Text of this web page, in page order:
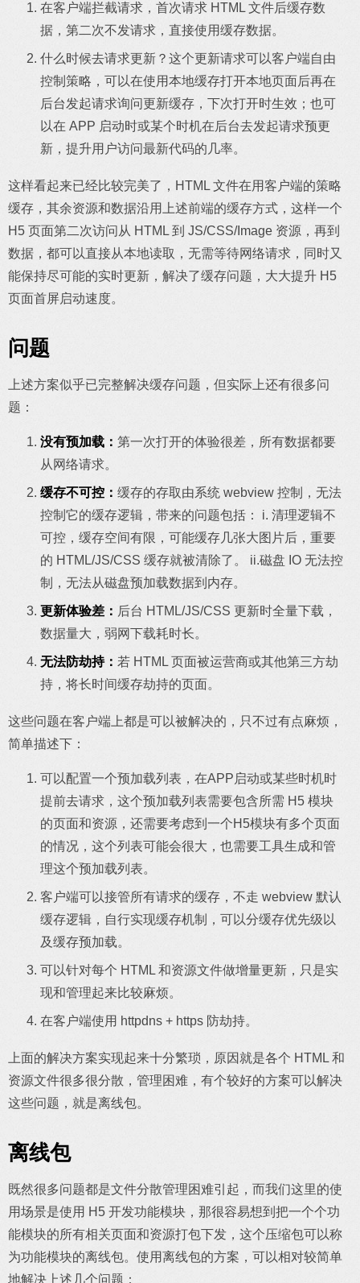
在客户端拦截请求，首次请求 HTML 文件后缓存数
据，第二次不发请求，直接使用缓存数据。
什么时候去请求更新？这个更新请求可以客户端自由
控制策略，可以在使用本地缓存打开本地页面后再在
后台发起请求询问更新缓存，下次打开时生效；也可
以在 APP 启动时或某个时机在后台去发起请求预更
新，提升用户访问最新代码的几率。
这样看起来已经比较完美了，HTML 文件在用客户端的策略
缓存，其余资源和数据沿用上述前端的缓存方式，这样一个
H5 页面第二次访问从 HTML 到 JS/CSS/Image 资源，再到
数据，都可以直接从本地读取，无需等待网络请求，同时又
能保持尽可能的实时更新，解决了缓存问题，大大提升 H5
页面首屏启动速度。
问题
上述方案似乎已完整解决缓存问题，但实际上还有很多问
题：
没有预加载： 第一次打开的体验很差，所有数据都要
从网络请求。
缓存不可控： 缓存的存取由系统 webview 控制，无法
控制它的缓存逻辑，带来的问题包括： i. 清理逻辑不
可控，缓存空间有限，可能缓存几张大图片后，重要
的 HTML/JS/CSS 缓存就被清除了。 ii.磁盘 IO 无法控
制，无法从磁盘预加载数据到内存。
更新体验差： 后台 HTML/JS/CSS 更新时全量下载，
数据量大，弱网下载耗时长。
无法防劫持： 若 HTML 页面被运营商或其他第三方劫
持，将长时间缓存劫持的页面。
这些问题在客户端上都是可以被解决的，只不过有点麻烦，
简单描述下：
可以配置一个预加载列表，在APP启动或某些时机时
提前去请求，这个预加载列表需要包含所需 H5 模块
的页面和资源，还需要考虑到一个H5模块有多个页面
的情况，这个列表可能会很大，也需要工具生成和管
理这个预加载列表。
客户端可以接管所有请求的缓存，不走 webview 默认
缓存逻辑，自行实现缓存机制，可以分缓存优先级以
及缓存预加载。
可以针对每个 HTML 和资源文件做增量更新，只是实
现和管理起来比较麻烦。
在客户端使用 httpdns + https 防劫持。
上面的解决方案实现起来十分繁琐，原因就是各个 HTML 和
资源文件很多很分散，管理困难，有个较好的方案可以解决
这些问题，就是离线包。
离线包
既然很多问题都是文件分散管理困难引起，而我们这里的使
用场景是使用 H5 开发功能模块，那很容易想到把一个个功
能模块的所有相关页面和资源打包下发，这个压缩包可以称
为功能模块的离线包。使用离线包的方案，可以相对较简单
地解决上述几个问题：